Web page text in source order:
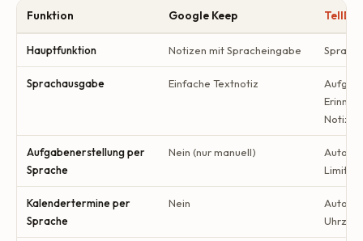
Funktion Google Keep
Hauptfunktion Notizen mit Spracheingabe
Sprachausgabe Einfache Textnotiz
Notizen
Aufgabenerstellung per
Sprache
Nein (nur manuell)
Limit)
Kalendertermine per
Sprache
Nein
Uhrzeit